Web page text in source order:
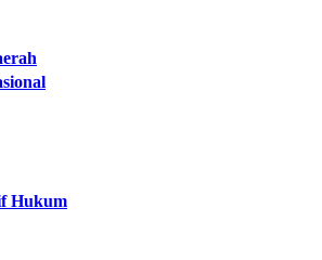
Hukum